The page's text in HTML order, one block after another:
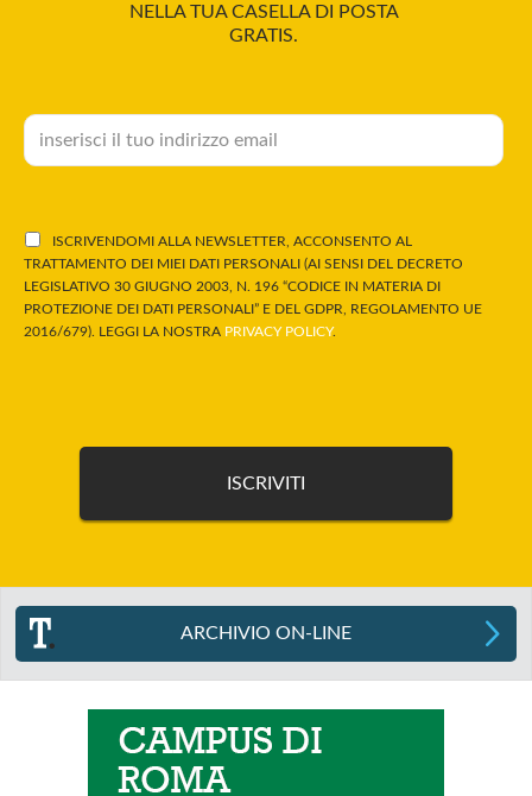
NELLA TUA CASELLA DI POSTA
GRATIS.
ISCRIVENDOMI ALLA NEWSLETTER, ACCONSENTO AL
TRATTAMENTO DEI MIEI DATI PERSONALI (AI SENSI DEL DECRETO
LEGISLATIVO 30 GIUGNO 2003, N. 196 “CODICE IN MATERIA DI
PROTEZIONE DEI DATI PERSONALI” E DEL GDPR, REGOLAMENTO UE
2016/679). LEGGI LA NOSTRA PRIVACY POLICY.
ARCHIVIO ON-LINE